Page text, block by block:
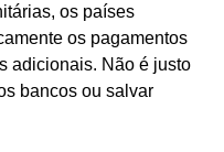
os países
os pagamentos
adicionais. Não é justo
bancos ou salvar